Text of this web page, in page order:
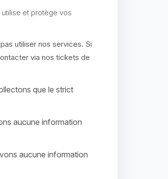
et protège vos
utiliser nos services. Si
via nos tickets de
que le strict
aucune information
aucune information